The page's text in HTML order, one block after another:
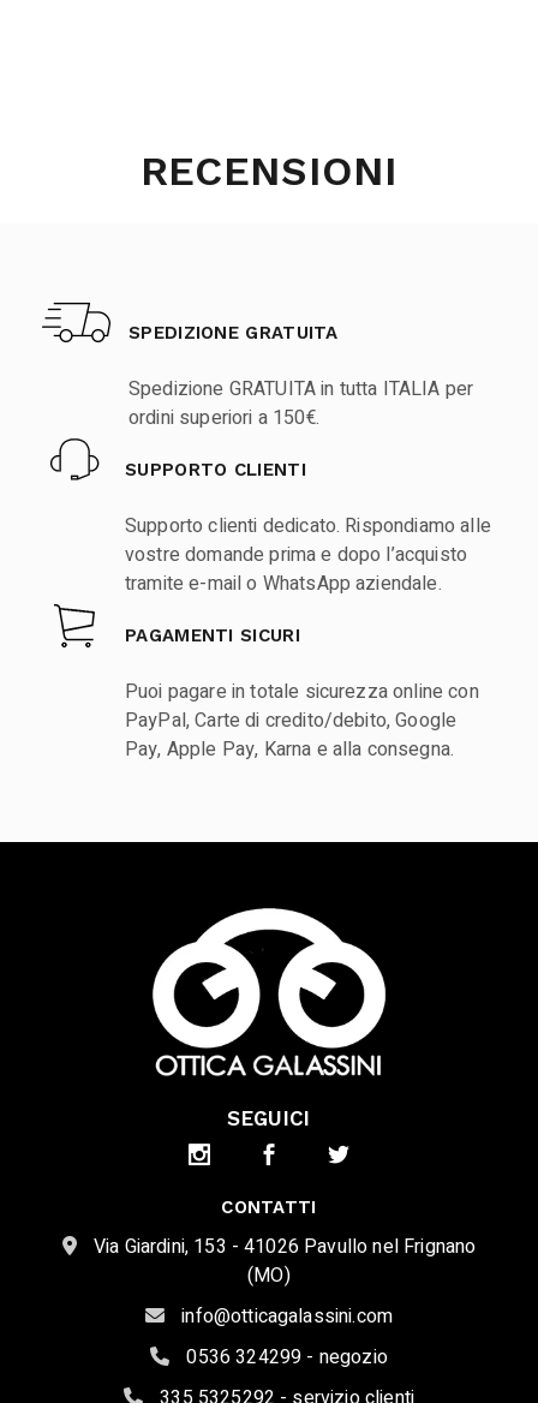
RECENSIONI
SPEDIZIONE GRATUITA
Spedizione GRATUITA in tutta ITALIA per
ordini superiori a 150€.
SUPPORTO CLIENTI
Supporto clienti dedicato. Rispondiamo alle
vostre domande prima e dopo l’acquisto
tramite e-mail o WhatsApp aziendale.
PAGAMENTI SICURI
Puoi pagare in totale sicurezza online con
PayPal, Carte di credito/debito, Google
Pay, Apple Pay, Karna e alla consegna.
SEGUICI
CONTATTI
Via Giardini, 153 - 41026 Pavullo nel Frignano
(MO)
info@otticagalassini.com
0536 324299 - negozio